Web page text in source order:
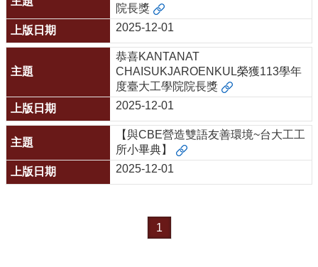
院長獎
2025-12-01
恭喜KANTANAT
CHAISUKJAROENKUL榮獲113學年
度臺大工學院院長獎
2025-12-01
【與CBE營造雙語友善環境~台大工工
所小畢典】
2025-12-01
1